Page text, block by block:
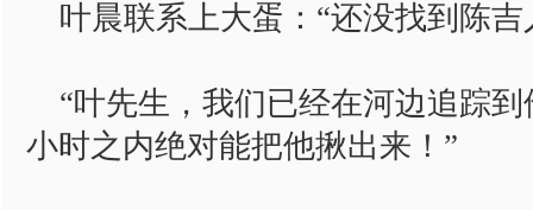
叶晨联系上大蛋：“还没找到陈吉
“叶先生，我们已经在河边追踪
小时之内绝对能把他揪出来！”